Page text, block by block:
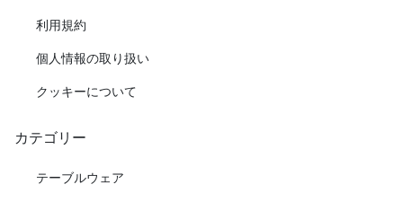
利用規約
個人情報の取り扱い
クッキーについて
カテゴリー
テーブルウェア